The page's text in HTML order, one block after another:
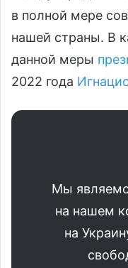
в полной мере
нашей страны. В
данной меры
2022 года
Мы
на нашем
на